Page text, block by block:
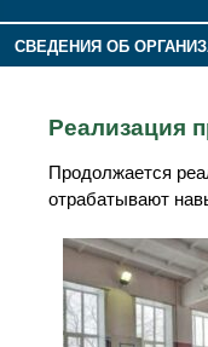
СВЕДЕНИЯ ОБ
Реализация
Продолжается
отрабатывают